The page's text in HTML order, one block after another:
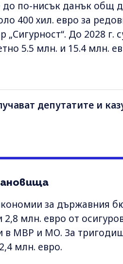
по-нисък данък общ
400 хил. евро за
„Сигурност“. До 2028 г.
5.5 млн. и 15.4 млн.
депутатите и
за държавния
млн. евро от
в МВР и МО. За
млн. евро.